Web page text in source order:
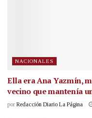
NACIONALES
Ella era Ana Yazmín,
vecino que mantenía
por Redacción Diario La Página